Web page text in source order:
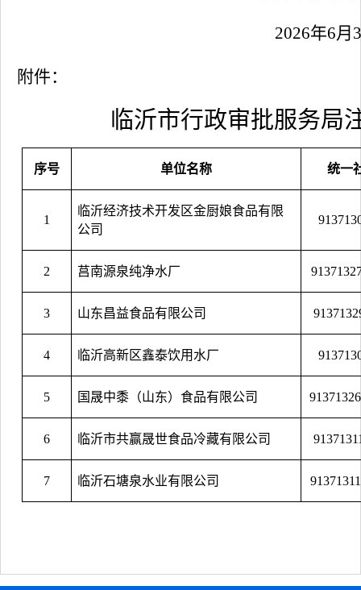
2026年6月 3
附件：
临沂市行政审批服务局
序号 单位名称 统一
1
临沂经济技术开发区金厨娘食品有限
公司
2 莒南源泉纯净水厂
3 山东昌益食品有限公司
4 临沂高新区鑫泰饮用水厂
5 国晟中黍（山东）食品有限公司
6 临沂市共赢晟世食品冷藏有限公司
7 临沂石塘泉水业有限公司